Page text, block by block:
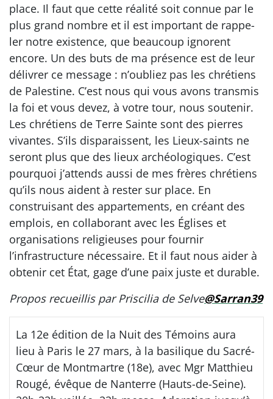
place. Il faut que cette réalité soit connue par le
plus grand nombre et il est important de rap­pe­
ler notre existence, que beaucoup ignorent
encore. Un des buts de ma présence est de leur
délivrer ce message : n’oubliez pas les chrétiens
de Palestine. C’est nous qui vous avons transmis
la foi et vous devez, à votre tour, nous soutenir.
Les chrétiens de Terre Sainte sont des pierres
vivantes. S’ils disparaissent, les Lieux-saints ne
seront plus que des lieux archéologiques. C’est
pourquoi j’attends aussi de mes frères chrétiens
qu’ils nous aident à rester sur place. En
construisant des appartements, en créant des
emplois, en collaborant avec les Églises et
organisations religieuses pour fournir
l’infrastructure nécessaire. Et il faut nous aider à
obtenir cet État, gage d’une paix juste et durable.
Propos recueillis par Priscilia de Selve@Sarran39
La 12e édition de la Nuit des Témoins aura
lieu à Paris le 27 mars, à la basilique du Sacré-
Cœur de Montmartre (18e), avec Mgr Matthieu
Rougé, évêque de Nanterre (Hauts-de-Seine).